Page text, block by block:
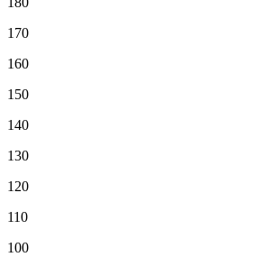
170
160
150
140
130
120
110
100